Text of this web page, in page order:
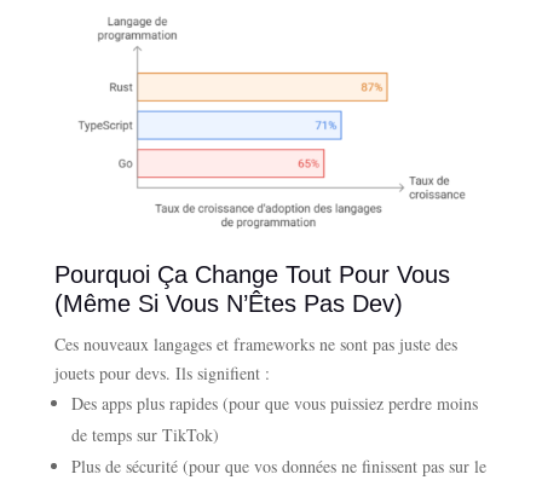
Pourquoi Ça Change Tout Pour Vous
(Même Si Vous N’Êtes Pas Dev)
Ces nouveaux langages et frameworks ne sont pas juste des
jouets pour devs. Ils signifient :
Des apps plus rapides (pour que vous puissiez perdre moins
de temps sur TikTok)
Plus de sécurité (pour que vos données ne finissent pas sur le